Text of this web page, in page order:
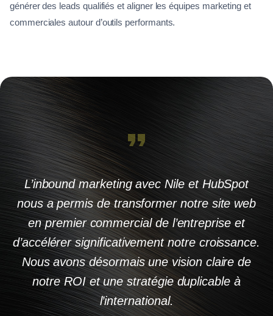
générer des leads qualifiés et aligner les équipes marketing et
commerciales autour d’outils performants.
L’inbound marketing avec Nile et HubSpot
nous a permis de transformer notre site web
en premier commercial de l’entreprise et
d’accélérer significativement notre croissance.
Nous avons désormais une vision claire de
notre ROI et une stratégie duplicable à
l’international.